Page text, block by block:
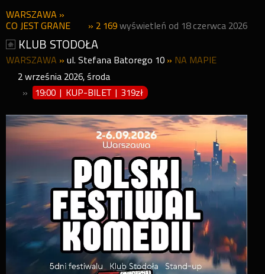
WARSZAWA »
CO JEST GRANE
» 2 169 wyświetleń od 18 czerwca 2026
KLUB STODOŁA
WARSZAWA » ul. Stefana Batorego 10 » NA MAPIE
2 września 2026, środa
»
19:00 | KUP-BILET | 319zł